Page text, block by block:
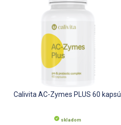
Calivita AC-Zymes PLUS 60 kapsúl
skladom